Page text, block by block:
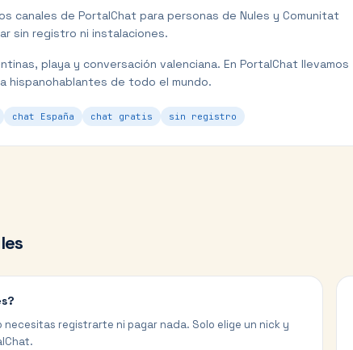
canales de PortalChat para personas de Nules y Comunitat
sin registro ni instalaciones.
playa y conversación valenciana. En PortalChat llevamos
hispanohablantes de todo el mundo.
chat España chat gratis sin registro
necesitas registrarte ni pagar nada. Solo elige un nick y